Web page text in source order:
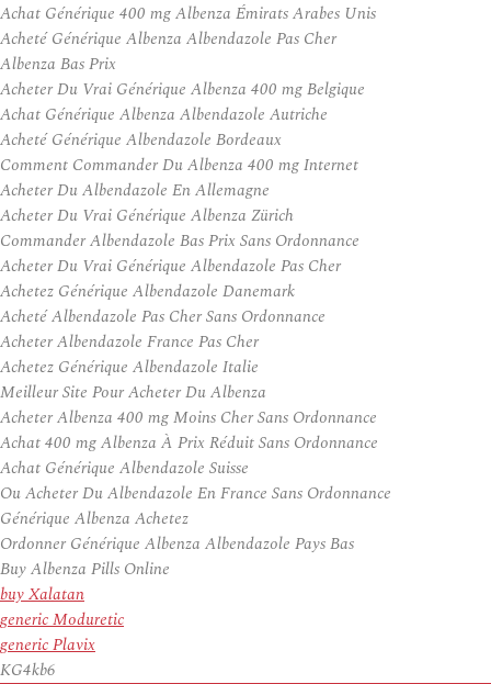
Achat Générique 400 mg Albenza Émirats Arabes Unis
Acheté Générique Albenza Albendazole Pas Cher
Albenza Bas Prix
Acheter Du Vrai Générique Albenza 400 mg Belgique
Achat Générique Albenza Albendazole Autriche
Acheté Générique Albendazole Bordeaux
Comment Commander Du Albenza 400 mg Internet
Acheter Du Albendazole En Allemagne
Acheter Du Vrai Générique Albenza Zürich
Commander Albendazole Bas Prix Sans Ordonnance
Acheter Du Vrai Générique Albendazole Pas Cher
Achetez Générique Albendazole Danemark
Acheté Albendazole Pas Cher Sans Ordonnance
Acheter Albendazole France Pas Cher
Achetez Générique Albendazole Italie
Meilleur Site Pour Acheter Du Albenza
Acheter Albenza 400 mg Moins Cher Sans Ordonnance
Achat 400 mg Albenza À Prix Réduit Sans Ordonnance
Achat Générique Albendazole Suisse
Ou Acheter Du Albendazole En France Sans Ordonnance
Générique Albenza Achetez
Ordonner Générique Albenza Albendazole Pays Bas
Buy Albenza Pills Online
buy Xalatan
generic Moduretic
generic Plavix
KG4kb6